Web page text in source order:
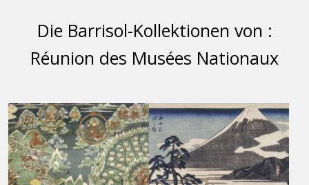
Die Barrisol-Kollektionen von :
Réunion des Musées Nationaux